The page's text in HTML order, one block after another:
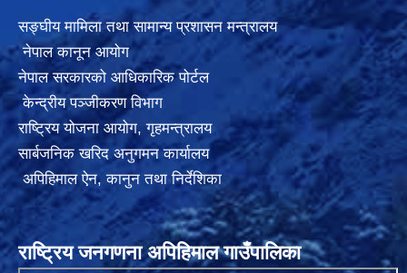
सङ्घीय मामिला तथा सामान्य प्रशासन मन्त्रालय
नेपाल कानून आयोग
नेपाल सरकारको आधिकारिक पोर्टल
केन्द्रीय पञ्जीकरण विभाग
राष्ट्रिय योजना आयोग,गृहमन्त्रालय
सार्बजनिक खरिद अनुगमन कार्यालय
अपिहिमाल ऐन, कानुन तथा निर्देशिका
राष्ट्रिय जनगणना अपिहिमाल गाउँपालिका